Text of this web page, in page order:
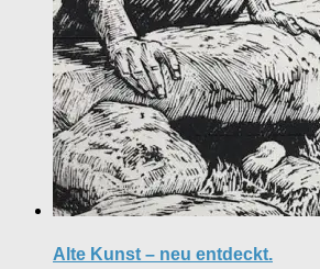
Alte Kunst – neu entdeckt.